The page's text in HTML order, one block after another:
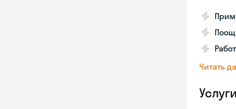
Читать